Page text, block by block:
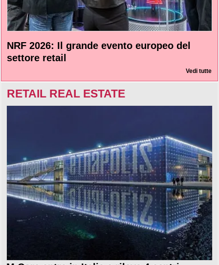
NRF 2026: Il grande evento europeo del
settore retail
Vedi tutte
RETAIL REAL ESTATE